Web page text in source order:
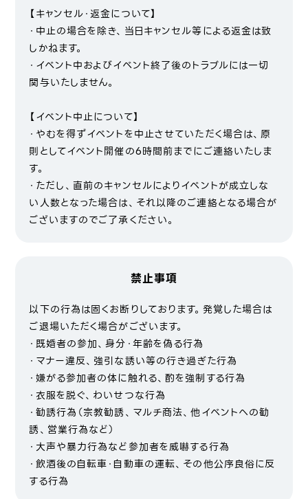
【キャンセル・返金について】
・中止の場合を除き、当日キャンセル等による返金は致
しかねます。
・イベント中およびイベント終了後のトラブルには一切
関与いたしません。
【イベント中止について】
・やむを得ずイベントを中止させていただく場合は、原
則としてイベント開催の6時間前までにご連絡いたしま
す。
・ただし、直前のキャンセルによりイベントが成立しな
い人数となった場合は、それ以降のご連絡となる場合が
ございますのでご了承ください。
禁止事項
以下の行為は固くお断りしております。発覚した場合は
ご退場いただく場合がございます。
・既婚者の参加、身分・年齢を偽る行為
・マナー違反、強引な誘い等の行き過ぎた行為
・嫌がる参加者の体に触れる、酌を強制する行為
・衣服を脱ぐ、わいせつな行為
・勧誘行為（宗教勧誘、マルチ商法、他イベントへの勧
誘、営業行為など）
・大声や暴力行為など参加者を威嚇する行為
・飲酒後の自転車・自動車の運転、その他公序良俗に反
する行為